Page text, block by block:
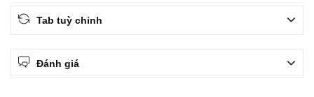
Tab tuỳ chỉnh
Đánh giá